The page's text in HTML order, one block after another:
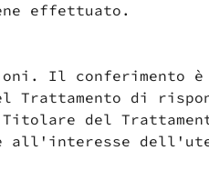
effettuato.
Il conferimento è
di
del
all'interesse